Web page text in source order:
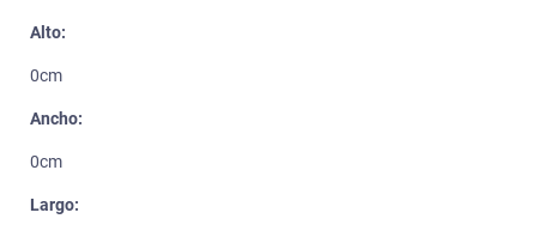
Alto:
0cm
Ancho:
0cm
Largo: